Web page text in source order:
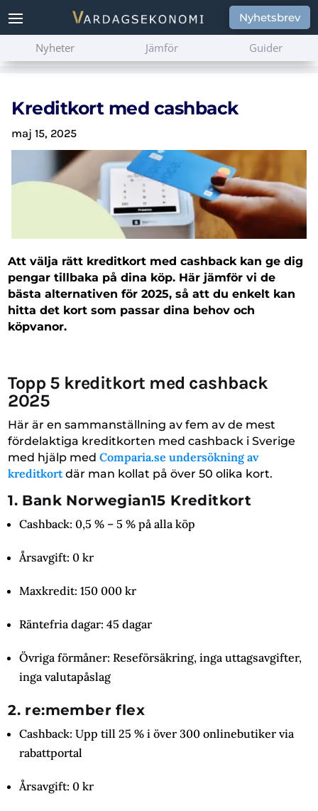
Nyhetsbrev
Nyheter Jämför Guider
Kreditkort med cashback
maj 15, 2025
Att välja rätt kreditkort med cashback kan ge dig
pengar tillbaka på dina köp. Här jämför vi de
bästa alternativen för 2025, så att du enkelt kan
hitta det kort som passar dina behov och
köpvanor.
Topp 5 kreditkort med cashback
2025
Här är en sammanställning av fem av de mest
fördelaktiga kreditkorten med cashback i Sverige
med hjälp medComparia.se undersökning av
kreditkortdär man kollat på över 50 olika kort.
1. Bank Norwegian15 Kreditkort
Cashback: 0,5 % – 5 % på alla köp
Årsavgift: 0 kr
Maxkredit: 150 000 kr
Räntefria dagar: 45 dagar
Övriga förmåner: Reseförsäkring, inga uttagsavgifter,
inga valutapåslag
2. re:member flex
Cashback: Upp till 25 % i över 300 onlinebutiker via
rabattportal
Årsavgift: 0 kr